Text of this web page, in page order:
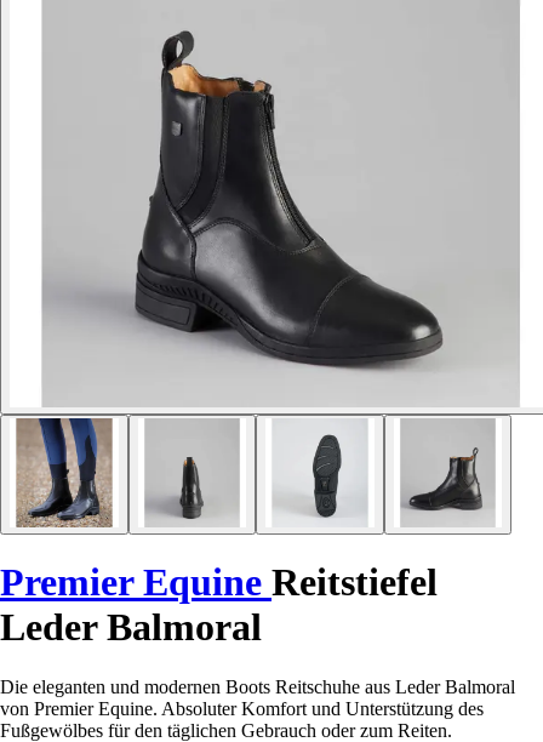
Premier Equine Reitstiefel
Leder Balmoral
Die eleganten und modernen Boots Reitschuhe aus Leder Balmoral
von Premier Equine. Absoluter Komfort und Unterstützung des
Fußgewölbes für den täglichen Gebrauch oder zum Reiten.